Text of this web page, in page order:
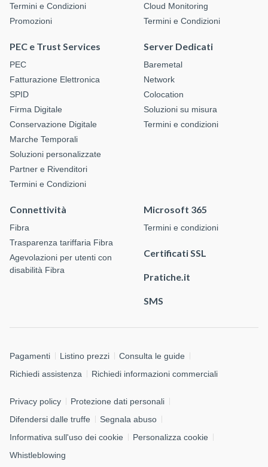
Termini e Condizioni
Promozioni
Cloud Monitoring
Termini e Condizioni
PEC e Trust Services
PEC
Fatturazione Elettronica
SPID
Firma Digitale
Conservazione Digitale
Marche Temporali
Soluzioni personalizzate
Partner e Rivenditori
Termini e Condizioni
Server Dedicati
Baremetal
Network
Colocation
Soluzioni su misura
Termini e condizioni
Connettività
Fibra
Trasparenza tariffaria Fibra
Agevolazioni per utenti con
disabilità Fibra
Microsoft 365
Termini e condizioni
Certificati SSL
Pratiche.it
SMS
Pagamenti Listino prezzi
Consulta le guide
Richiedi assistenza
Richiedi informazioni commerciali
Privacy policy
Protezione dati personali
Difendersi dalle truffe
Segnala abuso
Informativa sull'uso dei cookie
Personalizza cookie
Whistleblowing